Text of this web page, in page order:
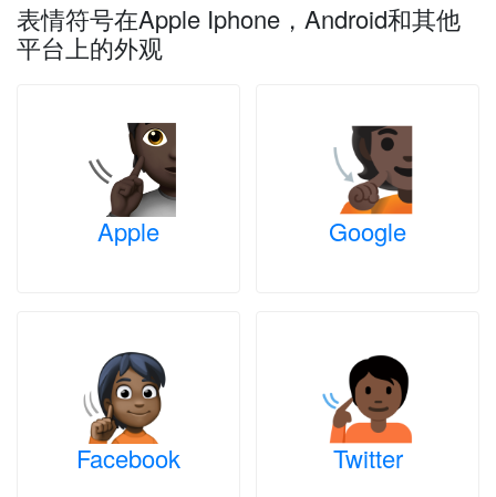
表情符号在Apple Iphone，Android和其他
平台上的外观
Apple Google
Facebook Twitter